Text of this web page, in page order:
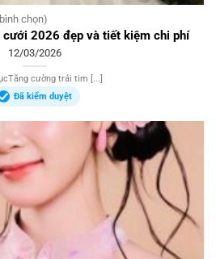
chọn)
cưới 2026 đẹp và tiết kiệm chi phí
12/03/2026
cường trái tim [...]
Đã kiểm duyệt